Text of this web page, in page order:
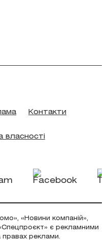
Контакти
власності
«Новини компаній»,
є рекламними
правах реклами.